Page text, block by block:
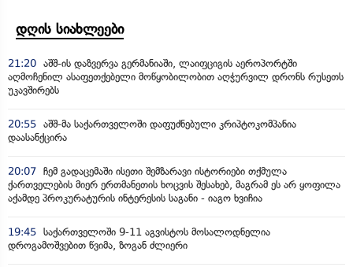
დღის სიახლეები
21:20 აშშ-ის დაზვერვა გერმანიაში, ლაიფციგის აეროპორტში
აღმოჩენილ ასაფეთქებელი მოწყობილობით აღჭურვილ დრონს რუსეთს
უკავშირებს
20:55 აშშ-მა საქართველოში დაფუძნებული კრიპტოკომპანია
დაასანქცირა
20:07 ჩემ გადაცემაში ისეთი შემზარავი ისტორიები თქმულა
ქართველების მიერ ერთმანეთის ხოცვის შესახებ, მაგრამ ეს არ ყოფილა
აქამდე პროკურატურის ინტერესის საგანი - იაგო ხვიჩია
19:45 საქართველოში 9-11 აგვისტოს მოსალოდნელია
დროგამოშვებით წვიმა, ზოგან ძლიერი